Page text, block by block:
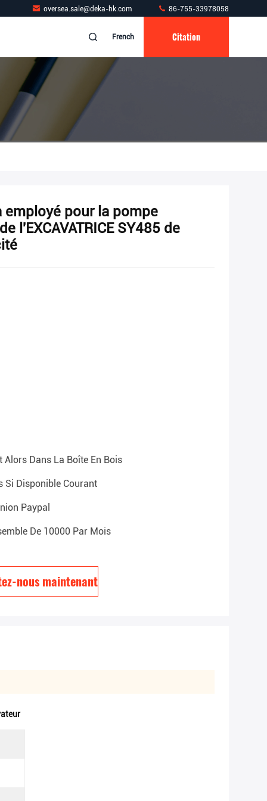
oversea.sale@deka-hk.com 86-755-33978058
French Citation
employé pour la pompe
l'EXCAVATRICE SY485 de
Alors Dans La Boîte En Bois
Si Disponible Courant
Paypal
De 10000 Par Mois
nous maintenant